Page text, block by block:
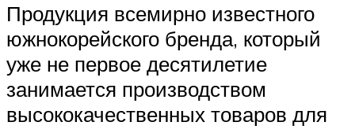
Продукция всемирно известного
южнокорейского бренда, который
уже не первое десятилетие
занимается производством
высококачественных товаров для